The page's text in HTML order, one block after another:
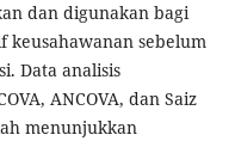
dan digunakan bagi
sebelum
Data analisis
ANCOVA, dan Saiz
menunjukkan